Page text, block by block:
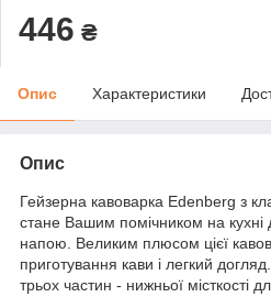
446 ₴
Опис Характеристики
Опис
Гейзерна кавоварка Edenberg з
стане Вашим помічником на кухні
напою. Великим плюсом цієї
приготування кави і легкий
трьох частин - нижньої місткості